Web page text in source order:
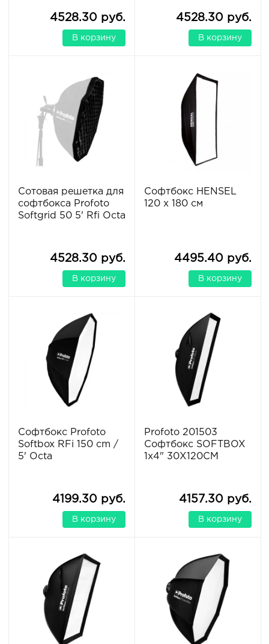
4528.30 руб.
В корзину
4528.30 руб.
В корзину
Сотовая решетка для
софтбокса Profoto
Softgrid 50 5' Rfi Octa
4528.30 руб.
В корзину
Софтбокс HENSEL
120 x 180 см
4495.40 руб.
В корзину
Софтбокс Profoto
Softbox RFi 150 cm /
5' Octa
4199.30 руб.
В корзину
Profoto 201503
Софтбокс SOFTBOX
1x4" 30X120CM
4157.30 руб.
В корзину